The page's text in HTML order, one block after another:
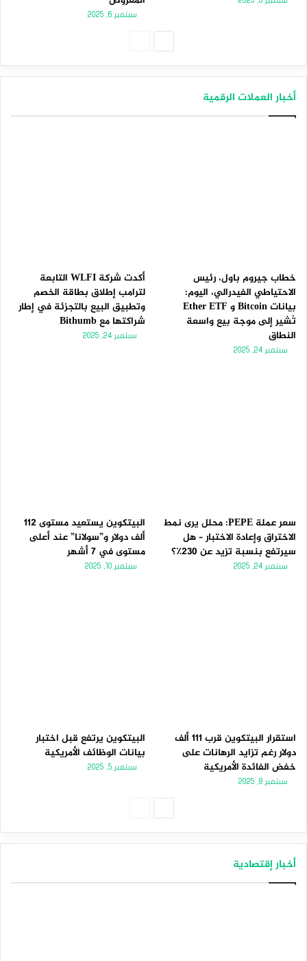
سبتمبر 6, 2025
أخبار العملات الرقمية
خطاب جيروم باول، رئيس
الاحتياطي الفيدرالي، اليوم:
بيانات Bitcoin و Ether ETF
تُشير إلى موجة بيع واسعة
النطاق
سبتمبر 24, 2025
أكدت شركة WLFI التابعة
لترامب إطلاق بطاقة الخصم
وتطبيق البيع بالتجزئة في إطار
شراكتها مع Bithumb
سبتمبر 24, 2025
سعر عملة PEPE: محلل يرى نمط
الاختراق وإعادة الاختبار – هل
سيرتفع بنسبة تزيد عن 230٪؟
سبتمبر 24, 2025
البيتكوين يستعيد مستوى 112
ألف دولار و”سولانا” عند أعلى
مستوى في 7 أشهر
سبتمبر 10, 2025
استقرار البيتكوين قرب 111 ألف
دولار رغم تزايد الرهانات على
خفض الفائدة الأمريكية
سبتمبر 8, 2025
البيتكوين يرتفع قبل اختبار
بيانات الوظائف الأمريكية
سبتمبر 5, 2025
أخبار إقتصادية